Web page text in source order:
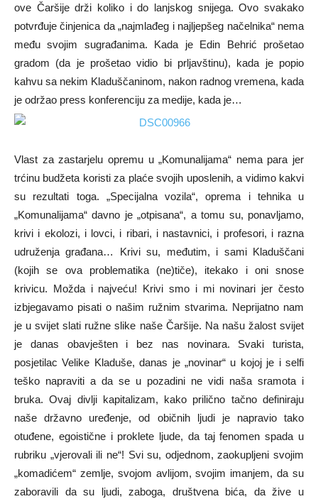
ove Čaršije drži koliko i do lanjskog snijega. Ovo svakako
potvrđuje činjenica da „najmlađeg i najljepšeg načelnika“ nema
među svojim sugrađanima. Kada je Edin Behrić prošetao
gradom (da je prošetao vidio bi prljavštinu), kada je popio
kahvu sa nekim Kladuščaninom, nakon radnog vremena, kada
je održao press konferenciju za medije, kada je…
Vlast za zastarjelu opremu u „Komunalijama“ nema para jer
trćinu budžeta koristi za plaće svojih uposlenih, a vidimo kakvi
su rezultati toga. „Specijalna vozila“, oprema i tehnika u
„Komunalijama“ davno je „otpisana“, a tomu su, ponavljamo,
krivi i ekolozi, i lovci, i ribari, i nastavnici, i profesori, i razna
udruženja građana… Krivi su, međutim, i sami Kladuščani
(kojih se ova problematika (ne)tiče), itekako i oni snose
krivicu. Možda i najveću! Krivi smo i mi novinari jer često
izbjegavamo pisati o našim ružnim stvarima. Neprijatno nam
je u svijet slati ružne slike naše Čaršije. Na našu žalost svijet
je danas obavješten i bez nas novinara. Svaki turista,
posjetilac Velike Kladuše, danas je „novinar“ u kojoj je i selfi
teško napraviti a da se u pozadini ne vidi naša sramota i
bruka. Ovaj divlji kapitalizam, kako prilično tačno definiraju
naše državno uređenje, od običnih ljudi je napravio tako
otuđene, egoistične i proklete ljude, da taj fenomen spada u
rubriku „vjerovali ili ne“! Svi su, odjednom, zaokupljeni svojim
„komadićem“ zemlje, svojom avlijom, svojim imanjem, da su
zaboravili da su ljudi, zaboga, društvena bića, da žive u